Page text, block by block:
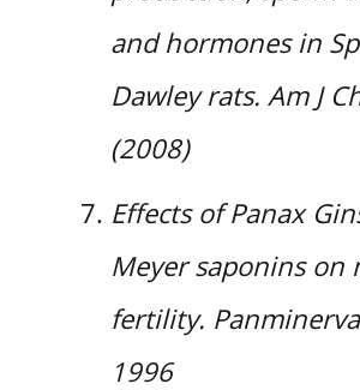
and hormones in
Dawley rats. Am J
(2008)
Effects of Panax
Meyer saponins on
fertility.
1996